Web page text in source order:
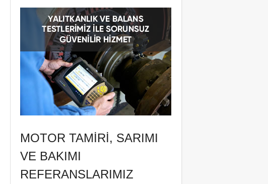
MOTOR TAMIRI, SARIMI
VE BAKIMI
REFERANSLARIMIZ